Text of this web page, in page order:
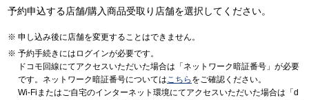
予約申込する店舗/購入商品受取り店舗を選択してください。
申し込み後に店舗を変更することはできません。
予約手続きにはログインが必要です。
ドコモ回線にてアクセスいただいた場合は「ネットワーク暗証番号」が必要
です。ネットワーク暗証番号についてはこちら をご確認ください。
Wi-Fiまたはご自宅のインターネット環境にてアクセスいただいた場合は「d